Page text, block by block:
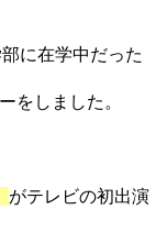
に在学中だった
をしました。
がテレビの初出演